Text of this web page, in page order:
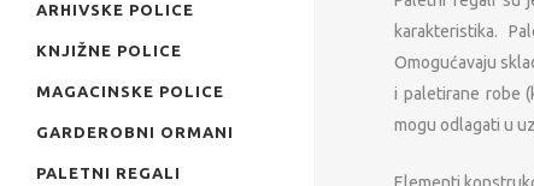
ARHIVSKE POLICE
KNJIŽNE POLICE
MAGACINSKE POLICE
GARDEROBNI ORMANI
PALETNI REGALI
karakteristika.
Omogućavaju
i paletirane robe
mogu odlagati u